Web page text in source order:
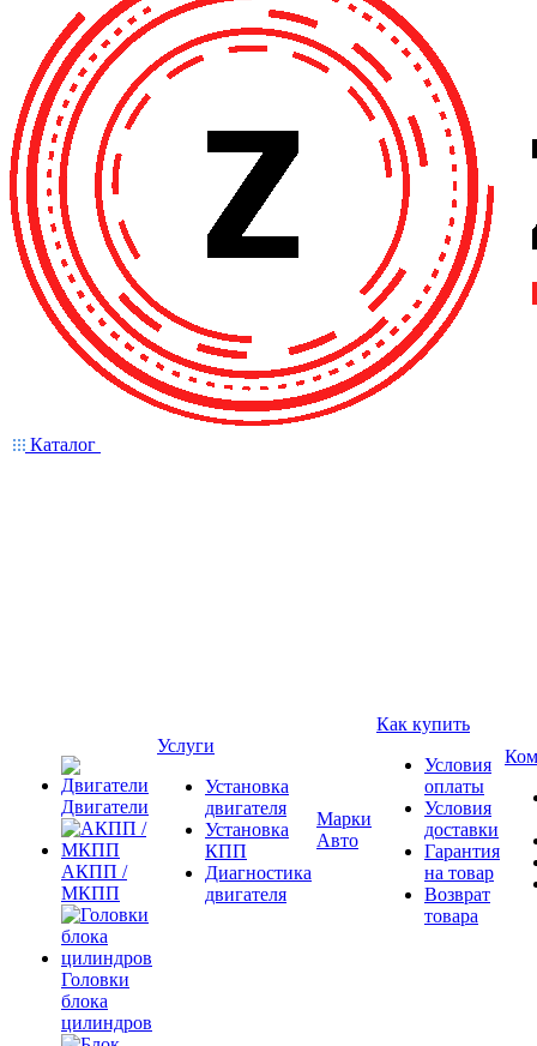
Каталог
Двигатели
АКПП /
МКПП
Головки
блока
цилиндров
Услуги
Установка
двигателя
Установка
КПП
Диагностика
двигателя
Марки
Авто
Как купить
Условия
оплаты
Условия
доставки
Гарантия
на товар
Возврат
товара